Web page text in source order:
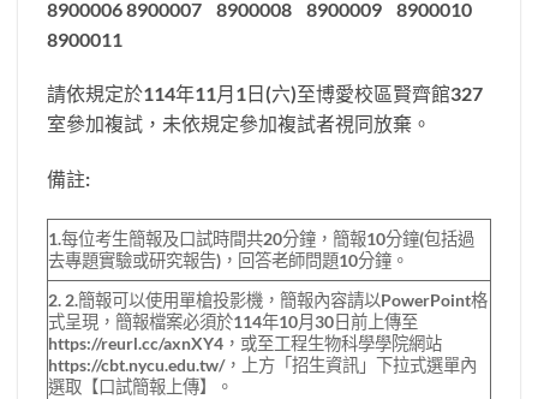
8900006 8900007 8900008 8900009 8900010
8900011
請依規定於114年11月1日(六)至博愛校區賢齊館327
室參加複試，未依規定參加複試者視同放棄。
備註:
1.每位考生簡報及口試時間共20分鐘，簡報10分鐘(包括過
去專題實驗或研究報告)，回答老師問題10分鐘。
2. 2.簡報可以使用單槍投影機，簡報內容請以PowerPoint格
式呈現，簡報檔案必須於114年10月30日前上傳至
https://reurl.cc/axnXY4，或至工程生物科學學院網站
https://cbt.nycu.edu.tw/，上方「招生資訊」下拉式選單內
選取【口試簡報上傳】。